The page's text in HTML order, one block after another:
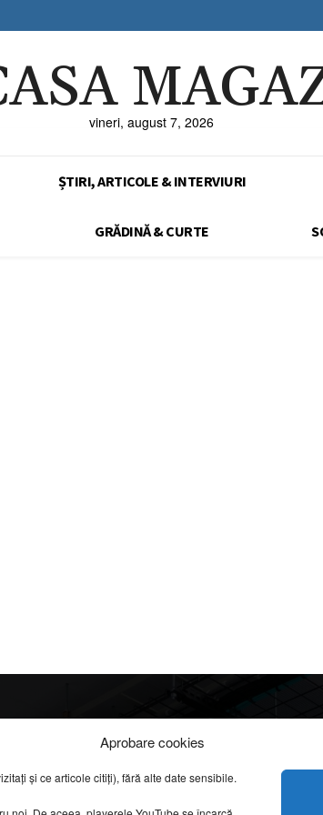
Aprobare cookies
și ce articole citiți), fără alte date sensibile.
vineri, august 7, 2026
ȘTIRI, ARTICOLE & INTERVIURI
GRĂDINĂ & CURTE
Info
DESPRE NOI